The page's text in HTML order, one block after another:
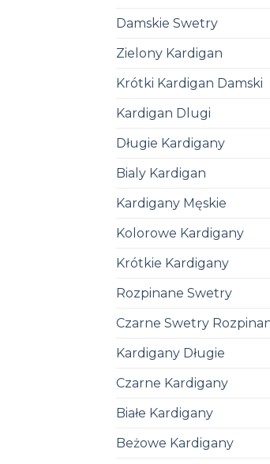
Damskie Swetry
Zielony Kardigan
Krótki Kardigan Damski
Kardigan Dlugi
Długie Kardigany
Bialy Kardigan
Kardigany Męskie
Kolorowe Kardigany
Krótkie Kardigany
Rozpinane Swetry
Czarne Swetry
Kardigany Długie
Czarne Kardigany
Białe Kardigany
Beżowe Kardigany